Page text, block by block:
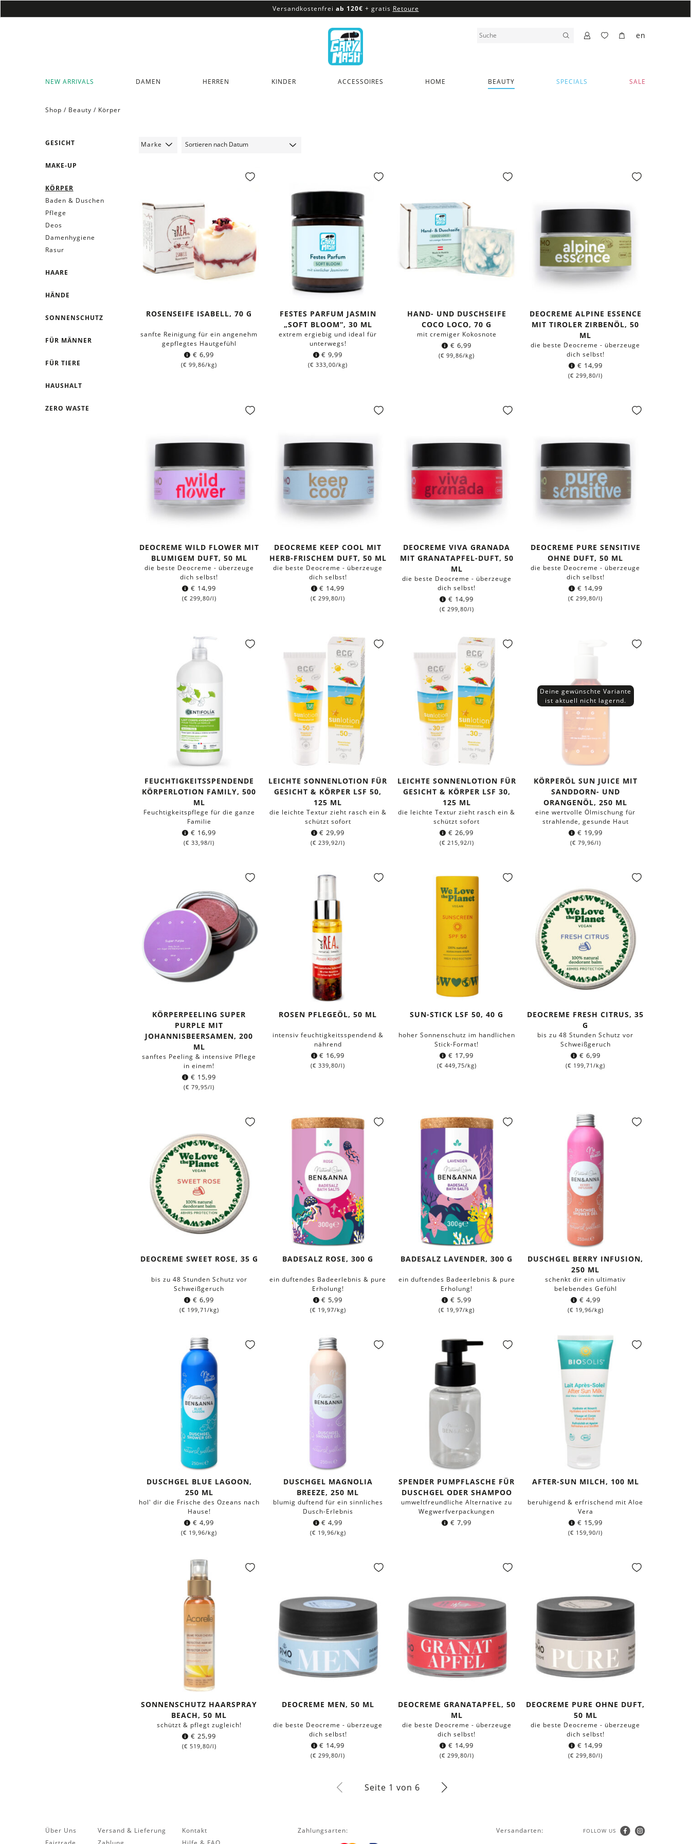
Versandkostenfrei ab 120€ + gratis Retoure
Versandkostenfreiab 120€
NEW ARRIVALS DAMEN HERREN KINDER ACCESSOIRES HOME BEAUTY SPECIALS SALE
en
Shop / Beauty / Körper
GESICHT
MAKE-UP
KÖRPER
Baden & Duschen
Pflege
Deos
Damenhygiene
Rasur
HAARE
HÄNDE
SONNENSCHUTZ
FÜR MÄNNER
FÜR TIERE
HAUSHALT
ZERO WASTE
Marke
ROSENSEIFE ISABELL, 70 G
sanfte Reinigung für ein angenehm
gepflegtes Hautgefühl
€ 6,99
(€ 99,86/kg)
FESTES PARFUM JASMIN
„SOFT BLOOM“, 30 ML
extrem ergiebig und ideal für
unterwegs!
€ 9,99
(€ 333,00/kg)
HAND- UND DUSCHSEIFE
COCO LOCO, 70 G
mit cremiger Kokosnote
€ 6,99
(€ 99,86/kg)
DEOCREME ALPINE ESSENCE
MIT TIROLER ZIRBENÖL, 50
ML
die beste Deocreme - überzeuge
dich selbst!
€ 14,99
(€ 299,80/l)
DEOCREME WILD FLOWER MIT
BLUMIGEM DUFT, 50 ML
die beste Deocreme - überzeuge
dich selbst!
€ 14,99
(€ 299,80/l)
DEOCREME KEEP COOL MIT
HERB-FRISCHEM DUFT, 50 ML
die beste Deocreme - überzeuge
dich selbst!
€ 14,99
(€ 299,80/l)
DEOCREME VIVA GRANADA
MIT GRANATAPFEL-DUFT, 50
ML
die beste Deocreme - überzeuge
dich selbst!
€ 14,99
(€ 299,80/l)
DEOCREME PURE SENSITIVE
OHNE DUFT, 50 ML
die beste Deocreme - überzeuge
dich selbst!
€ 14,99
(€ 299,80/l)
FEUCHTIGKEITSSPENDENDE
KÖRPERLOTION FAMILY, 500
ML
Feuchtigkeitspflege für die ganze
Familie
€ 16,99
(€ 33,98/l)
LEICHTE SONNENLOTION FÜR
GESICHT & KÖRPER LSF 50,
125 ML
die leichte Textur zieht rasch ein &
schützt sofort
€ 29,99
(€ 239,92/l)
LEICHTE SONNENLOTION FÜR
GESICHT & KÖRPER LSF 30,
125 ML
die leichte Textur zieht rasch ein &
schützt sofort
€ 26,99
(€ 215,92/l)
Deine gewünschte Variante
ist aktuell nicht lagernd.
KÖRPERÖL SUN JUICE MIT
SANDDORN- UND
ORANGENÖL, 250 ML
eine wertvolle Ölmischung für
strahlende, gesunde Haut
€ 19,99
(€ 79,96/l)
KÖRPERPEELING SUPER
PURPLE MIT
JOHANNISBEERSAMEN, 200
ML
sanftes Peeling & intensive Pflege
in einem!
€ 15,99
(€ 79,95/l)
ROSEN PFLEGEÖL, 50 ML
intensiv feuchtigkeitsspendend &
nährend
€ 16,99
(€ 339,80/l)
SUN-STICK LSF 50, 40 G
hoher Sonnenschutz im handlichen
Stick-Format!
€ 17,99
(€ 449,75/kg)
DEOCREME FRESH CITRUS, 35
G
bis zu 48 Stunden Schutz vor
Schweißgeruch
€ 6,99
(€ 199,71/kg)
DEOCREME SWEET ROSE, 35 G
bis zu 48 Stunden Schutz vor
Schweißgeruch
€ 6,99
(€ 199,71 /kg)
BADESALZ ROSE, 300 G
ein duftendes Badeerlebnis & pure
Erholung!
€ 5,99
(€ 19,97/kg)
BADESALZ LAVENDER, 300 G
ein duftendes Badeerlebnis & pure
Erholung!
€ 5,99
(€ 19,97/kg)
DUSCHGEL BERRY INFUSION,
250 ML
schenkt dir ein ultimativ
belebendes Gefühl
€ 4,99
(€ 19,96/kg)
DUSCHGEL BLUE LAGOON,
250 ML
hol' dir die Frische des Ozeans nach
Hause!
€ 4,99
(€ 19,96/kg)
DUSCHGEL MAGNOLIA
BREEZE, 250 ML
blumig duftend für ein sinnliches
Dusch-Erlebnis
€ 4,99
(€ 19,96/kg)
SPENDER PUMPFLASCHE FÜR
DUSCHGEL ODER SHAMPOO
umweltfreundliche Alternative zu
Wegwerfverpackungen
€ 7,99
AFTER-SUN MILCH, 100 ML
beruhigend & erfrischend mit Aloe
Vera
€ 15,99
(€ 159,90/l)
SONNENSCHUTZ HAARSPRAY
BEACH, 50 ML
schützt & pflegt zugleich!
€ 25,99
(€ 519,80/l)
DEOCREME MEN, 50 ML
die beste Deocreme - überzeuge
dich selbst!
€ 14,99
(€ 299,80/l)
DEOCREME GRANATAPFEL, 50
ML
die beste Deocreme - überzeuge
dich selbst!
€ 14,99
(€ 299,80/l)
DEOCREME PURE OHNE DUFT,
50 ML
die beste Deocreme - überzeuge
dich selbst!
€ 14,99
(€ 299,80/l)
Seite 1 von 6
Über Uns
Versand & Lieferung
Kontakt
Zahlungsarten: Versandarten: FOLLOW US